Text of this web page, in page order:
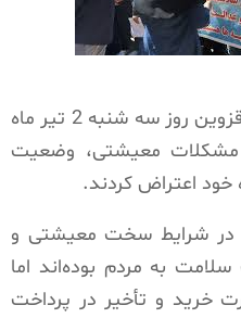
کارکنان دانشگاه علوم پزشکی قزوین روز سه شنبه 2 تیر ماه
مشکلات معیشتی، وضعیت
اعتراض کردند.
در شرایط سخت معیشتی و
به مردم بوده‌اند اما
خرید و تأخیر در پرداخت